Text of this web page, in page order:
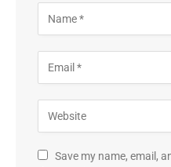
Save my name, email,